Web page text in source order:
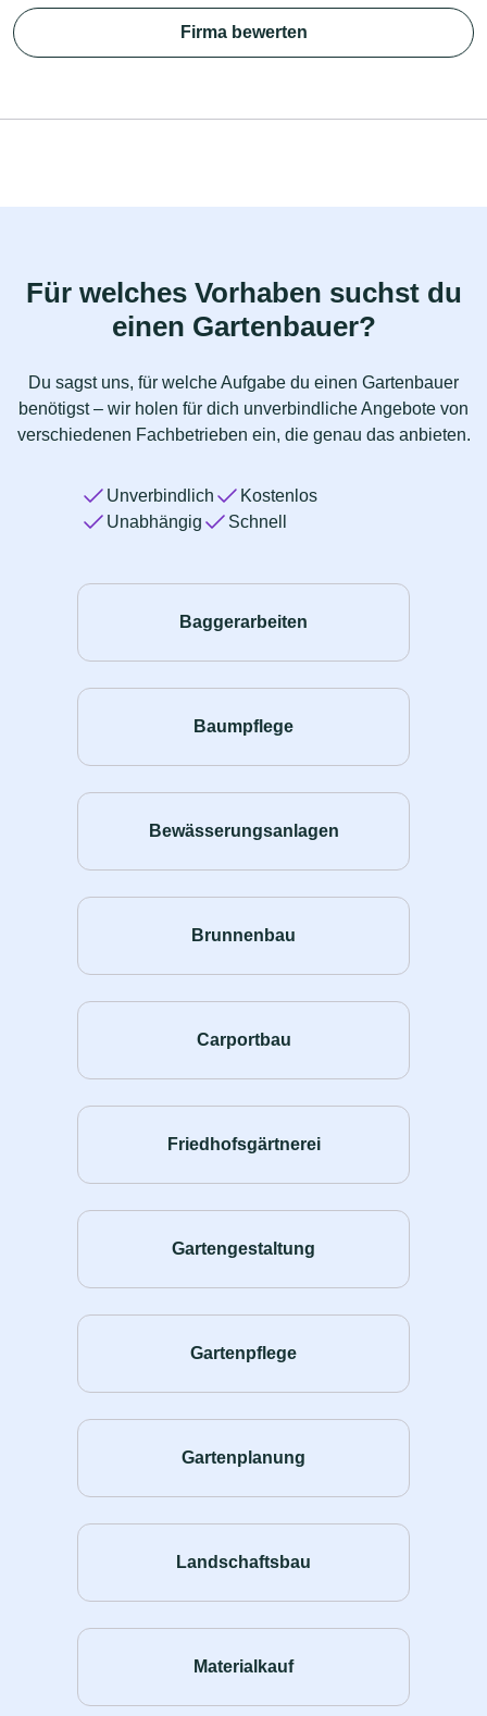
Firma bewerten
Für welches Vorhaben suchst du
einen Gartenbauer?
Du sagst uns, für welche Aufgabe du einen Gartenbauer
benötigst – wir holen für dich unverbindliche Angebote von
verschiedenen Fachbetrieben ein, die genau das anbieten.
Unverbindlich
Kostenlos
Unabhängig
Schnell
Baggerarbeiten
Baumpflege
Bewässerungsanlagen
Brunnenbau
Carportbau
Friedhofsgärtnerei
Gartengestaltung
Gartenpflege
Gartenplanung
Landschaftsbau
Materialkauf